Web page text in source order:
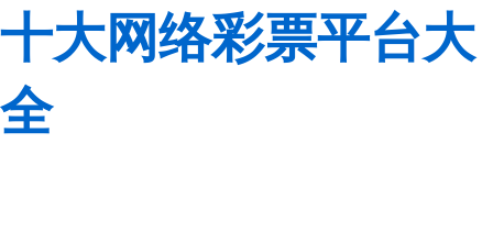
十大网络彩票平台大
全